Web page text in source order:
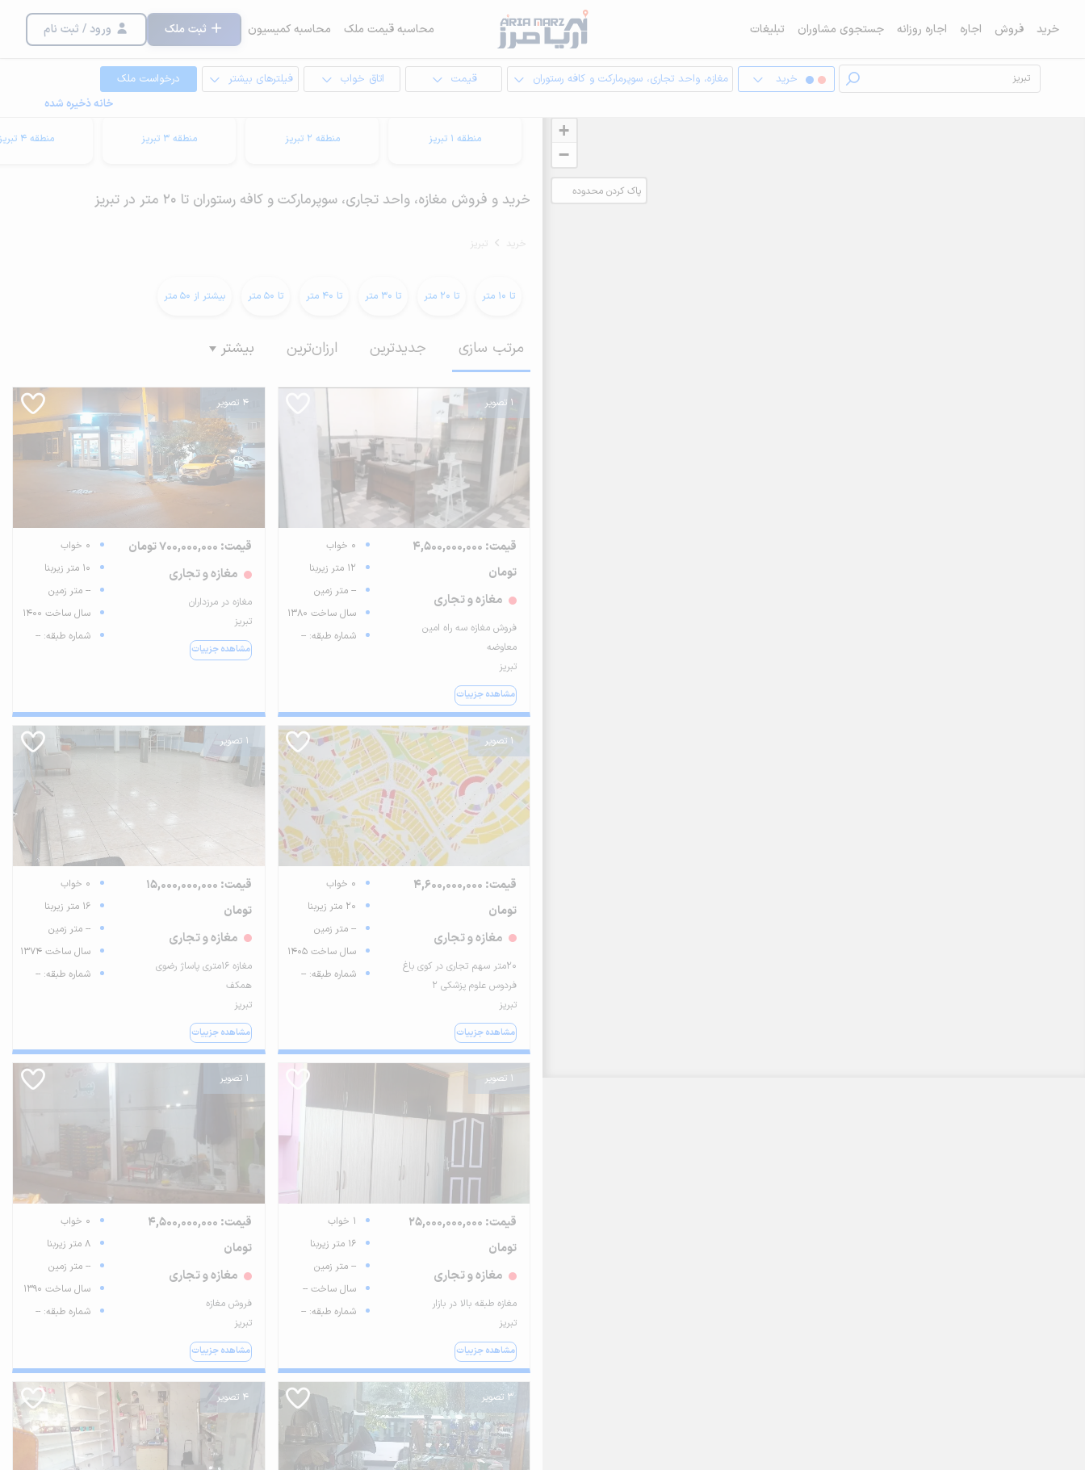
خرید فروش اجاره اجاره روزانه جستجوی مشاوران تبلیغات محاسبه قیمت ملک محاسبه کمیسیون ثبت ملک ورود / ثبت نام
خرید مغازه، واحد تجاری، سوپرمارکت و کافه رستوران قیمت اتاق خواب فیلترهای بیشتر
درخواست ملک
خانه ذخیره شده
+
−
پاک کردن محدوده
منطقه 1 تبریز منطقه 2 تبریز منطقه 3 تبریز منطقه 4 تبریز
خرید و فروش مغازه، واحد تجاری، سوپرمارکت و کافه رستوران تا 20 متر در تبریز
خرید تبریز
تا 10 متر تا 20 متر تا 30 متر تا 40 متر تا 50 متر بیشتر از 50 متر
مرتب سازی جدیدترین ارزان‌ترین بیشتر
1 تصویر
قیمت: 4,500,000,000
تومان
مغازه و تجاری
فروش مغازه سه راه امین
معاوضه
تبریز
مشاهده جزییات
0 خواب
12 متر زیربنا
-- متر زمین
سال ساخت 1380
شماره طبقه: --
4 تصویر
قیمت: 700,000,000 تومان
مغازه و تجاری
مغازه در مرزداران
تبریز
مشاهده جزییات
0 خواب
10 متر زیربنا
-- متر زمین
سال ساخت 1400
شماره طبقه: --
1 تصویر
قیمت: 4,600,000,000
تومان
مغازه و تجاری
۲۰متر سهم تجاری در کوی باغ
فردوس علوم پزشکی ۲
تبریز
مشاهده جزییات
0 خواب
20 متر زیربنا
-- متر زمین
سال ساخت 1405
شماره طبقه: --
1 تصویر
قیمت: 15,000,000,000
تومان
مغازه و تجاری
مغازه ۱۶متری پاساژ رضوی
همکف
تبریز
مشاهده جزییات
0 خواب
16 متر زیربنا
-- متر زمین
سال ساخت 1374
شماره طبقه: --
1 تصویر
قیمت: 25,000,000,000
تومان
مغازه و تجاری
مغازه طبقه بالا در بازار
تبریز
مشاهده جزییات
1 خواب
16 متر زیربنا
-- متر زمین
سال ساخت --
شماره طبقه: --
1 تصویر
قیمت: 4,500,000,000
تومان
مغازه و تجاری
فروش مغازه
تبریز
مشاهده جزییات
0 خواب
8 متر زیربنا
-- متر زمین
سال ساخت 1390
شماره طبقه: --
3 تصویر 4 تصویر